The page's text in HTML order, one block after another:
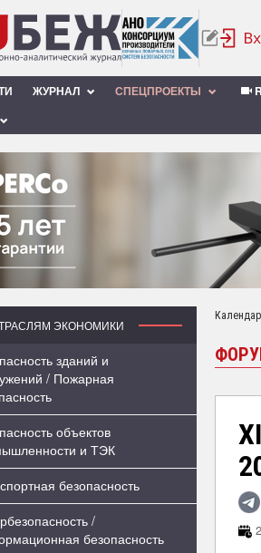
ЖУРНАЛ СПЕЦПРОЕКТЫ
ЭКОНОМИКИ
зданий и
/ Пожарная
объектов
и ТЭК
безопасность
/
безопасность